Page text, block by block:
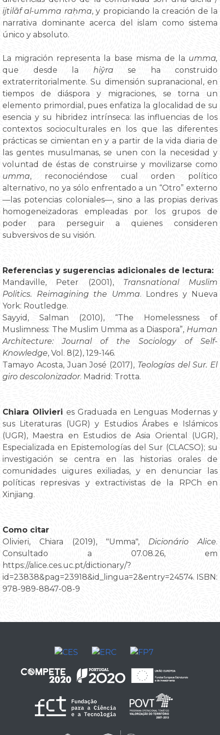
ijtilāf al-umma raḥma, y propiciando la creación de la
narrativa dominante acerca del islam como sistema
único y absoluto.
La migración representa la base misma de la umma,
que desde la hiŷra se ha construido
extraterritorialmente. Su dimensión supranacional, en
tiempos de diáspora y migraciones, se torna un
elemento primordial, pues enfatiza la glocalidad de su
esencia y su hibridez intrínseca: las influencias de los
contextos socioculturales en los que las diferentes
prácticas se cimientan en y a partir de la vida diaria de
las gentes musulmanas, se unen con la necesidad y
voluntad de éstas de construirse y movilizarse como
umma, reconociéndose cual orden político
alternativo, no ya sólo enfrentado a un “Otro” externo
—las potencias coloniales—, sino a las propias derivas
homogeneizadoras empleadas por los grupos de
poder para perseguir a quienes consideren
subversivos de su visión.
Referencias y sugerencias adicionales de lectura:
Mandaville, Peter (2001), Transnational Muslim
Politics. Reimagining the Umma. Londres y Nueva
York: Routledge.
Sayyid, Salman (2010), “The Homelessness of
Muslimness: The Muslim Umma as a Diaspora”, Human
Architecture: Journal of the Sociology of Self-
Knowledge, Vol. 8(2), 129-146.
Tamayo Acosta, Juan José (2017), Teologías del Sur. El
giro descolonizador. Madrid: Trotta.
Chiara Olivieri es Graduada en Lenguas Modernas y
sus Literaturas (UGR) y Estudios Árabes e Islámicos
(UGR), Maestra en Estudios de Asia Oriental (UGR),
Especializada en Epistemologías del Sur (CLACSO); su
investigación se centra en las historias orales de
comunidades uigures exiliadas, y en denunciar las
políticas represivas y extractivistas de la RPCh en
Xinjiang.
Como citar
Olivieri, Chiara (2019), "Umma", Dicionário Alice.
Consultado a 07.08.26, em
https://alice.ces.uc.pt/dictionary/?
id=23838&pag=23918&id_lingua=2&entry=24574. ISBN:
978-989-8847-08-9